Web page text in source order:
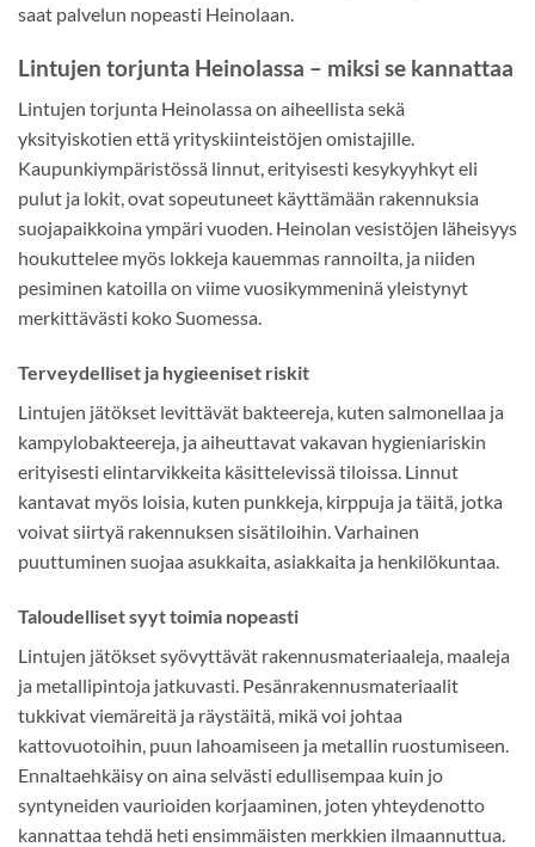
saat palvelun nopeasti Heinolaan.
Lintujen torjunta Heinolassa – miksi se kannattaa
Lintujen torjunta Heinolassa on aiheellista sekä
yksityiskotien että yrityskiinteistöjen omistajille.
Kaupunkiympäristössä linnut, erityisesti kesykyyhkyt eli
pulut ja lokit, ovat sopeutuneet käyttämään rakennuksia
suojapaikkoina ympäri vuoden. Heinolan vesistöjen läheisyys
houkuttelee myös lokkeja kauemmas rannoilta, ja niiden
pesiminen katoilla on viime vuosikymmeninä yleistynyt
merkittävästi koko Suomessa.
Terveydelliset ja hygieeniset riskit
Lintujen jätökset levittävät bakteereja, kuten salmonellaa ja
kampylobakteereja, ja aiheuttavat vakavan hygieniariskin
erityisesti elintarvikkeita käsittelevissä tiloissa. Linnut
kantavat myös loisia, kuten punkkeja, kirppuja ja täitä, jotka
voivat siirtyä rakennuksen sisätiloihin. Varhainen
puuttuminen suojaa asukkaita, asiakkaita ja henkilökuntaa.
Taloudelliset syyt toimia nopeasti
Lintujen jätökset syövyttävät rakennusmateriaaleja, maaleja
ja metallipintoja jatkuvasti. Pesänrakennusmateriaalit
tukkivat viemäreitä ja räystäitä, mikä voi johtaa
kattovuotoihin, puun lahoamiseen ja metallin ruostumiseen.
Ennaltaehkäisy on aina selvästi edullisempaa kuin jo
syntyneiden vaurioiden korjaaminen, joten yhteydenotto
kannattaa tehdä heti ensimmäisten merkkien ilmaannuttua.